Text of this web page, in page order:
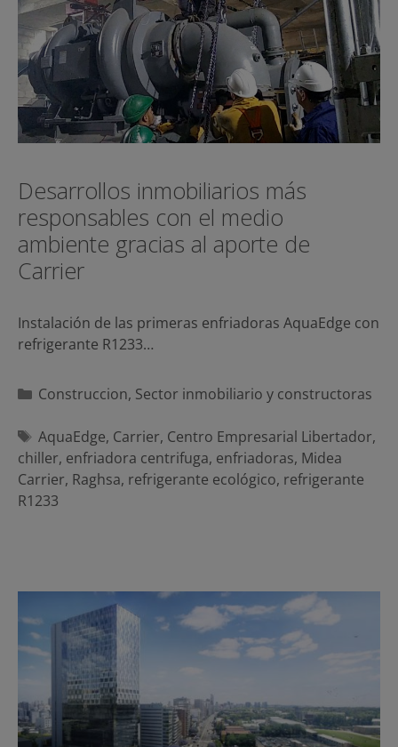
Desarrollos inmobiliarios más
responsables con el medio
ambiente gracias al aporte de
Carrier
Instalación de las primeras enfriadoras AquaEdge con
refrigerante R1233…
Categorías
Construccion, Sector inmobiliario y constructoras
Etiquetas
AquaEdge, Carrier, Centro Empresarial Libertador,
chiller, enfriadora centrifuga, enfriadoras, Midea
Carrier, Raghsa, refrigerante ecológico, refrigerante
R1233